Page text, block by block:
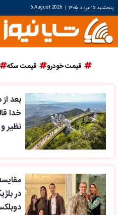
پنجشنبه ۱۵ مرداد ۱۴۰۵ |
6 August 2026
قیمت خودرو قیمت سکه
بعد
خدا
نظیر
در